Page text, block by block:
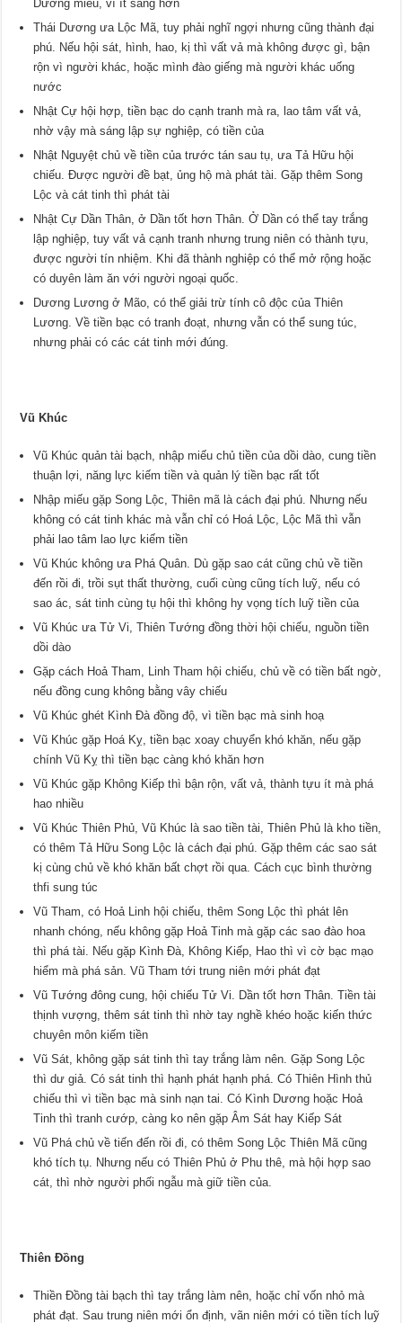
Dương miếu, vì ít sáng hơn
Thái Dương ưa Lộc Mã, tuy phải nghĩ ngợi nhưng cũng thành đại
phú. Nếu hội sát, hình, hao, kị thì vất vả mà không được gì, bận
rộn vì người khác, hoặc mình đào giếng mà người khác uống
nước
Nhật Cự hội hợp, tiền bạc do cạnh tranh mà ra, lao tâm vất vả,
nhờ vậy mà sáng lập sự nghiệp, có tiền của
Nhật Nguyệt chủ về tiền của trước tán sau tụ, ưa Tả Hữu hội
chiếu. Được người đề bạt, ủng hộ mà phát tài. Gặp thêm Song
Lộc và cát tinh thì phát tài
Nhật Cự Dần Thân, ở Dần tốt hơn Thân. Ở Dần có thể tay trắng
lập nghiệp, tuy vất vả cạnh tranh nhưng trung niên có thành tựu,
được người tín nhiệm. Khi đã thành nghiệp có thể mở rộng hoặc
có duyên làm ăn với người ngoại quốc.
Dương Lương ở Mão, có thể giải trừ tính cô độc của Thiên
Lương. Về tiền bạc có tranh đoạt, nhưng vẫn có thể sung túc,
nhưng phải có các cát tinh mới đúng.
Vũ Khúc
Vũ Khúc quản tài bạch, nhập miếu chủ tiền của dồi dào, cung tiền
thuận lợi, năng lực kiếm tiền và quản lý tiền bạc rất tốt
Nhập miếu gặp Song Lộc, Thiên mã là cách đại phú. Nhưng nếu
không có cát tinh khác mà vẫn chỉ có Hoá Lộc, Lộc Mã thì vẫn
phải lao tâm lao lực kiếm tiền
Vũ Khúc không ưa Phá Quân. Dù gặp sao cát cũng chủ về tiền
đến rồi đi, trồi sụt thất thường, cuối cùng cũng tích luỹ, nếu có
sao ác, sát tinh cùng tụ hội thì không hy vọng tích luỹ tiền của
Vũ Khúc ưa Tử Vi, Thiên Tướng đồng thời hội chiếu, nguồn tiền
dồi dào
Gặp cách Hoả Tham, Linh Tham hội chiếu, chủ về có tiền bất ngờ,
nếu đồng cung không bằng vây chiếu
Vũ Khúc ghét Kình Đà đồng độ, vì tiền bạc mà sinh hoạ
Vũ Khúc gặp Hoá Kỵ, tiền bạc xoay chuyển khó khăn, nếu gặp
chính Vũ Kỵ thì tiền bạc càng khó khăn hơn
Vũ Khúc gặp Không Kiếp thì bận rộn, vất vả, thành tựu ít mà phá
hao nhiều
Vũ Khúc Thiên Phủ, Vũ Khúc là sao tiền tài, Thiên Phủ là kho tiền,
có thêm Tả Hữu Song Lộc là cách đại phú. Gặp thêm các sao sát
kị cùng chủ về khó khăn bất chợt rồi qua. Cách cục bình thường
thfi sung túc
Vũ Tham, có Hoả Linh hội chiếu, thêm Song Lộc thì phát lên
nhanh chóng, nếu không gặp Hoả Tinh mà gặp các sao đào hoa
thì phá tài. Nếu gặp Kình Đà, Không Kiếp, Hao thì vì cờ bạc mạo
hiểm mà phá sản. Vũ Tham tới trung niên mới phát đạt
Vũ Tướng đông cung, hội chiếu Tử Vi. Dần tốt hơn Thân. Tiền tài
thịnh vượng, thêm sát tinh thì nhờ tay nghề khéo hoặc kiến thức
chuyên môn kiếm tiền
Vũ Sát, không gặp sát tinh thì tay trắng làm nên. Gặp Song Lộc
thì dư giả. Có sát tinh thì hạnh phát hạnh phá. Có Thiên Hình thủ
chiếu thì vì tiền bạc mà sinh nạn tai. Có Kình Dương hoặc Hoả
Tinh thì tranh cướp, càng ko nên gặp Âm Sát hay Kiếp Sát
Vũ Phá chủ về tiến đến rồi đi, có thêm Song Lộc Thiên Mã cũng
khó tích tụ. Nhưng nếu có Thiên Phủ ở Phu thê, mà hội hợp sao
cát, thì nhờ người phối ngẫu mà giữ tiền của.
Thiên Đồng
Thiền Đồng tài bạch thì tay trắng làm nên, hoặc chỉ vốn nhỏ mà
phát đạt. Sau trung niên mới ổn định, vãn niên mới có tiền tích luỹ